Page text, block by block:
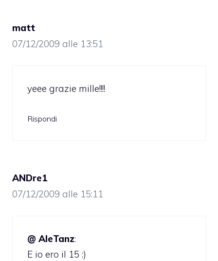
matt
07/12/2009 alle 13:51
yeee grazie mille!!!!
Rispondi
ANDre1
07/12/2009 alle 15:11
@ AleTanz:
E io ero il 15 :)